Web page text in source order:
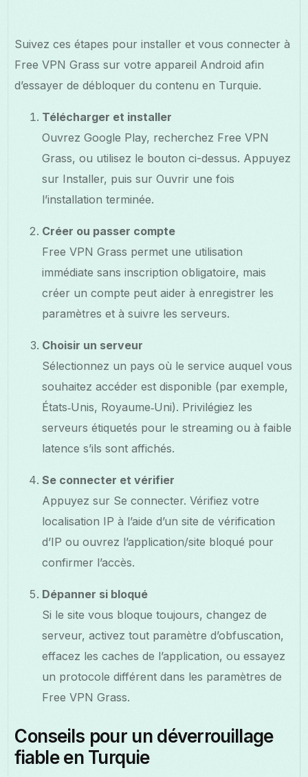
Suivez ces étapes pour installer et vous connecter à
Free VPN Grass sur votre appareil Android afin
d’essayer de débloquer du contenu en Turquie.
Télécharger et installer
Ouvrez Google Play, recherchez Free VPN
Grass, ou utilisez le bouton ci-dessus. Appuyez
sur Installer, puis sur Ouvrir une fois
l’installation terminée.
Créer ou passer compte
Free VPN Grass permet une utilisation
immédiate sans inscription obligatoire, mais
créer un compte peut aider à enregistrer les
paramètres et à suivre les serveurs.
Choisir un serveur
Sélectionnez un pays où le service auquel vous
souhaitez accéder est disponible (par exemple,
États‑Unis, Royaume‑Uni). Privilégiez les
serveurs étiquetés pour le streaming ou à faible
latence s’ils sont affichés.
Se connecter et vérifier
Appuyez sur Se connecter. Vérifiez votre
localisation IP à l’aide d’un site de vérification
d’IP ou ouvrez l’application/site bloqué pour
confirmer l’accès.
Dépanner si bloqué
Si le site vous bloque toujours, changez de
serveur, activez tout paramètre d’obfuscation,
effacez les caches de l’application, ou essayez
un protocole différent dans les paramètres de
Free VPN Grass.
Conseils pour un déverrouillage
fiable en Turquie